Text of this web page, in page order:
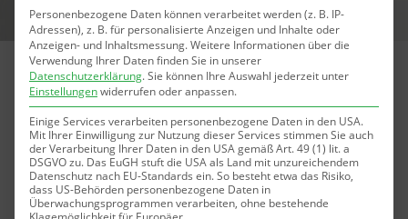
Fettreduktion mit der „Fett-weg-Spritze“
in Karlsruhe
R Sichere & langanhaltende Behandlungen
R Spezialisierte und erfahrene Ärzte
Personenbezogene Daten können verarbeitet werden (z. B. IP-
Adressen), z. B. für personalisierte Anzeigen und Inhalte oder
Anzeigen- und Inhaltsmessung.Weitere Informationen über die
Verwendung Ihrer Daten finden Sie in unserer
Datenschutzerklärung.Sie können Ihre Auswahl jederzeit unter
Einstellungenwiderrufen oder anpassen.
Einige Services verarbeiten personenbezogene Daten in den USA.
Mit Ihrer Einwilligung zur Nutzung dieser Services stimmen Sie auch
der Verarbeitung Ihrer Daten in den USA gemäß Art. 49 (1) lit. a
DSGVO zu. Das EuGH stuft die USA als Land mit unzureichendem
Datenschutz nach EU-Standards ein. So besteht etwa das Risiko,
dass US-Behörden personenbezogene Daten in
Überwachungsprogrammen verarbeiten, ohne bestehende